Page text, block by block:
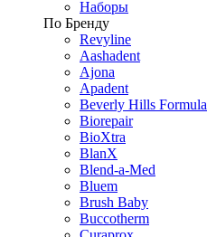
Наборы
По Бренду
Revyline
Aashadent
Ajona
Apadent
Beverly Hills Formula
Biorepair
BioXtra
BlanX
Blend-a-Med
Bluem
Brush Baby
Buccotherm